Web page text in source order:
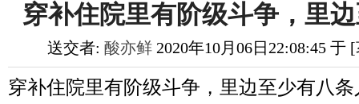
穿补住院里有阶级斗争，里
送交者: 酸亦鲜 2020年10月06日22:08:45 于
穿补住院里有阶级斗争，里边至少有八条